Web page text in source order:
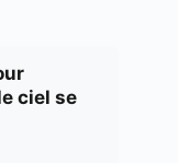
ciel se